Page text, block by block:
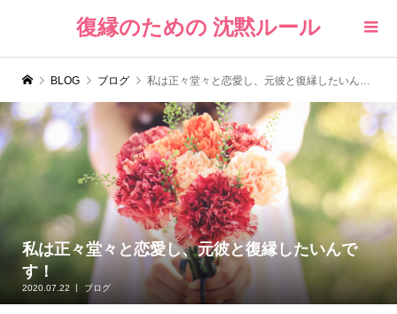
復縁のための 沈黙ルール
BLOG ブログ 私は正々堂々と恋愛し、元彼と復縁したいんです！
私は正々堂々と恋愛し、元彼と復縁したいんで
す！
2020.07.22 ブログ